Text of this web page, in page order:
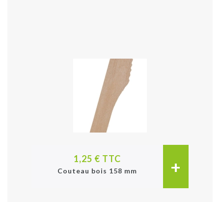
1,25 € TTC
Couteau bois 158 mm +